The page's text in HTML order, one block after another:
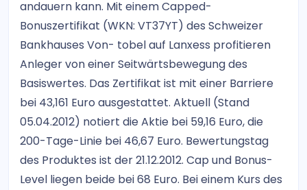
andauern kann. Mit einem Capped-
Bonuszertifikat (WKN: VT37YT) des Schweizer
Bankhauses Von- tobel auf Lanxess profitieren
Anleger von einer Seitwärtsbewegung des
Basiswertes. Das Zertifikat ist mit einer Barriere
bei 43,161 Euro ausgestattet. Aktuell (Stand
05.04.2012) notiert die Aktie bei 59,16 Euro, die
200-Tage-Linie bei 46,67 Euro. Bewertungstag
des Produktes ist der 21.12.2012. Cap und Bonus-
Level liegen beide bei 68 Euro. Bei einem Kurs des